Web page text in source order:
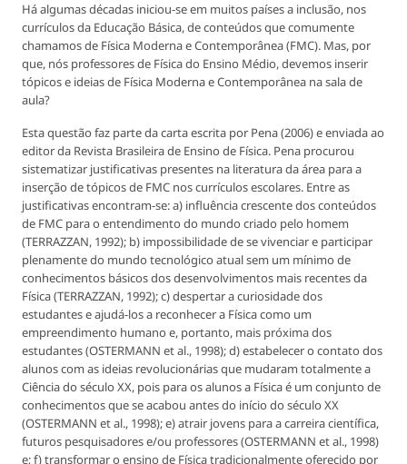
Há algumas décadas iniciou-se em muitos países a inclusão, nos
currículos da Educação Básica, de conteúdos que comumente
chamamos de Física Moderna e Contemporânea (FMC). Mas, por
que, nós professores de Física do Ensino Médio, devemos inserir
tópicos e ideias de Física Moderna e Contemporânea na sala de
aula?
Esta questão faz parte da carta escrita por Pena (2006) e enviada ao
editor da Revista Brasileira de Ensino de Física. Pena procurou
sistematizar justificativas presentes na literatura da área para a
inserção de tópicos de FMC nos currículos escolares. Entre as
justificativas encontram-se: a) influência crescente dos conteúdos
de FMC para o entendimento do mundo criado pelo homem
(TERRAZZAN, 1992); b) impossibilidade de se vivenciar e participar
plenamente do mundo tecnológico atual sem um mínimo de
conhecimentos básicos dos desenvolvimentos mais recentes da
Física (TERRAZZAN, 1992); c) despertar a curiosidade dos
estudantes e ajudá-los a reconhecer a Física como um
empreendimento humano e, portanto, mais próxima dos
estudantes (OSTERMANN et al., 1998); d) estabelecer o contato dos
alunos com as ideias revolucionárias que mudaram totalmente a
Ciência do século XX, pois para os alunos a Física é um conjunto de
conhecimentos que se acabou antes do início do século XX
(OSTERMANN et al., 1998); e) atrair jovens para a carreira científica,
futuros pesquisadores e/ou professores (OSTERMANN et al., 1998)
e; f) transformar o ensino de Física tradicionalmente oferecido por